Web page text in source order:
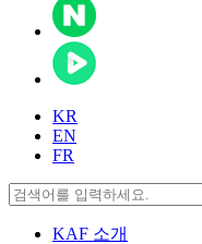
KR
EN
FR
KAF 소개